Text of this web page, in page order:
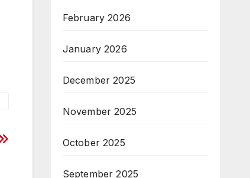
February 2026
January 2026
December 2025
November 2025
October 2025
September 2025